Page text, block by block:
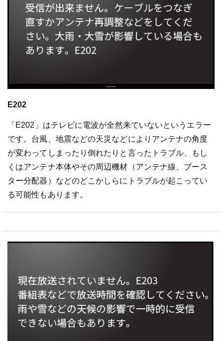
E202
「E202」はテレビに電波が全然来ていないというエラー
です。台風、地震などの天災などによりアンテナの角度
が変わってしまったり倒れたりと言ったトラブル、もし
くはアンテナ本体やその周辺機材（アンテナ線、ブース
ター分配器）などのどこかしらにトラブルが起こってい
る可能性もあります。